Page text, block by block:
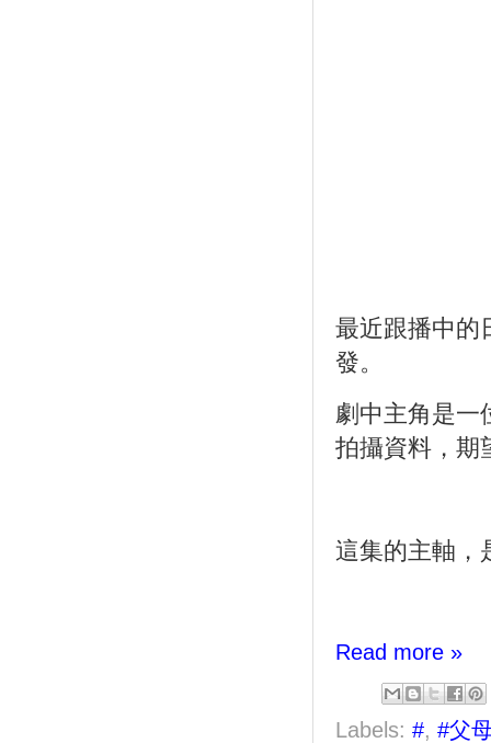
最近跟播中的
發。
劇中主角是一
拍攝資料，期
這集的主軸，
Read more »
Labels: #, #父